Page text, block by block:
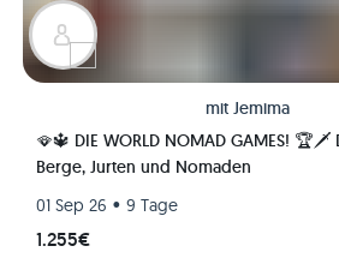
mit Jemima
🪭🔱 DIE WORLD NOMAD GAMES! 🏆🗡️
Berge, Jurten und Nomaden
01 Sep 26 • 9 Tage
1.255€